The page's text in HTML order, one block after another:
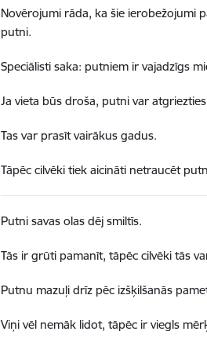
Novērojumi rāda, ka šie ierobežojumi
putni.
Speciālisti saka: putniem ir vajadzīgs
Ja vieta būs droša, putni var
Tas var prasīt vairākus gadus.
Tāpēc cilvēki tiek aicināti netraucēt
Putni savas olas dēj smiltīs.
Tās ir grūti pamanīt, tāpēc cilvēki tās
Putnu mazuļi drīz pēc izšķilšanās
Viņi vēl nemāk lidot, tāpēc ir viegls